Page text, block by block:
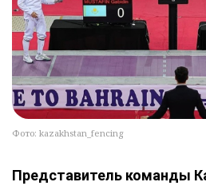
Фото: kazakhstan_fencing
Представитель команды